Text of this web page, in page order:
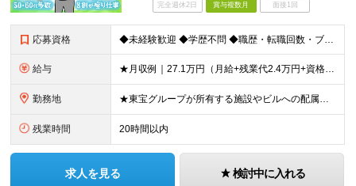
完全週休2日 賞与複数月 面接1回
応募資格 ◆未経験歓迎 ◆学歴不問 ◆職歴・転職回数・ブランク期間も一切不問！ ◆中途入社100％ ━━━━━━━━━━━━━━━━━ 40代～50代を中心に、幅広い年代が活躍中。 定年後も、嘱託社員として6
給与 ★月収例｜27.1万円（月給+残業代2.4万円+資格手当0.2万円+家族手当0.85万円） ★賞与年2回＆充実した手当あり！ ■月給23万6,500円～＋賞与年2回＋各種手当 ┗月給には職務手当19
勤務地 ★東宝グループが所有する施設やビルへの配属となります。 ★駅直結～徒歩2分以内だからアクセス楽々◎ ▼配属先は、以下のいずれかです！▼ ・東宝日比谷ビル …日比谷駅より徒歩2分 ・有楽町センタービル
残業時間 20時間以内
求人を見る 検討中に入れる